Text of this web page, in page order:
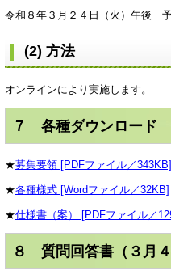
令和８年３月２４日（火）午後
(2) 方法
オンラインにより実施します。
７ 各種ダウンロード
★募集要領 [PDFファイル／343KB]
★各種様式 [Wordファイル／32KB]
★仕様書（案） [PDFファイル／
８ 質問回答書（３月